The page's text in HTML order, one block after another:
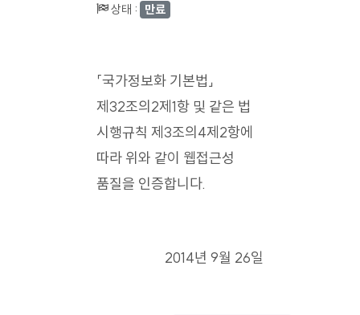
상태 : 만료
「국가정보화 기본법」
제32조의2제1항 및 같은 법
시행규칙 제3조의4제2항에
따라 위와 같이 웹접근성
품질을 인증합니다.
2014년 9월 26일